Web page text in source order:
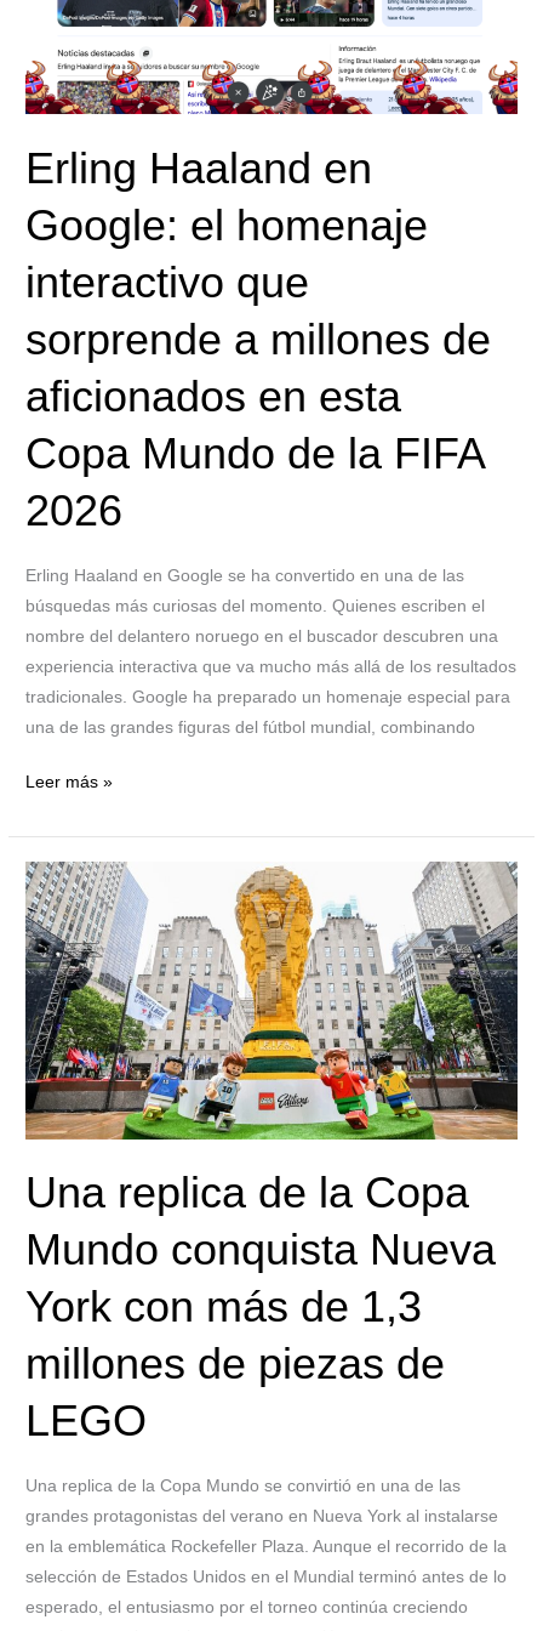
Erling Haaland en
Google: el homenaje
interactivo que
sorprende a millones de
aficionados en esta
Copa Mundo de la FIFA
2026
Erling Haaland en Google se ha convertido en una de las
búsquedas más curiosas del momento. Quienes escriben el
nombre del delantero noruego en el buscador descubren una
experiencia interactiva que va mucho más allá de los resultados
tradicionales. Google ha preparado un homenaje especial para
una de las grandes figuras del fútbol mundial, combinando
interactivo
sorprende
a
de
aficionados
en
Copa
de
FIFA
Leer más »
Una replica de la Copa
Mundo conquista Nueva
York con más de 1,3
millones de piezas de
LEGO
Una replica de la Copa Mundo se convirtió en una de las
grandes protagonistas del verano en Nueva York al instalarse
en la emblemática Rockefeller Plaza. Aunque el recorrido de la
selección de Estados Unidos en el Mundial terminó antes de lo
esperado, el entusiasmo por el torneo continúa creciendo
Una
replica
de
la
Copa
Mundo
conquista
Nueva
York
más
de
1,3
millones
de
de